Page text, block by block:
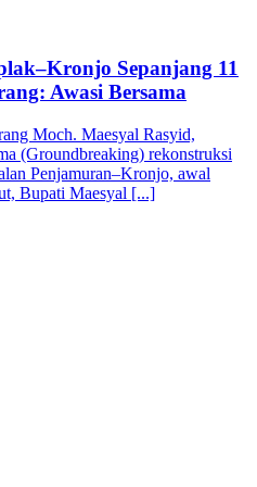
Sepanjang 11
Awasi Bersama
Moch. Maesyal Rasyid,
(Groundbreaking) rekonstruksi
Penjamuran–Kronjo, awal
Bupati Maesyal [...]